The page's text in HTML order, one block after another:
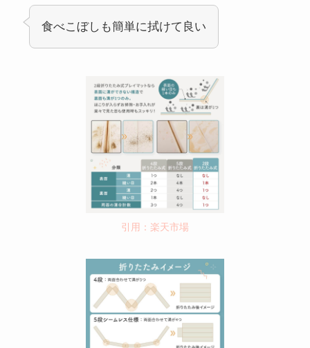
食べこぼしも簡単に拭けて良い
引用：楽天市場